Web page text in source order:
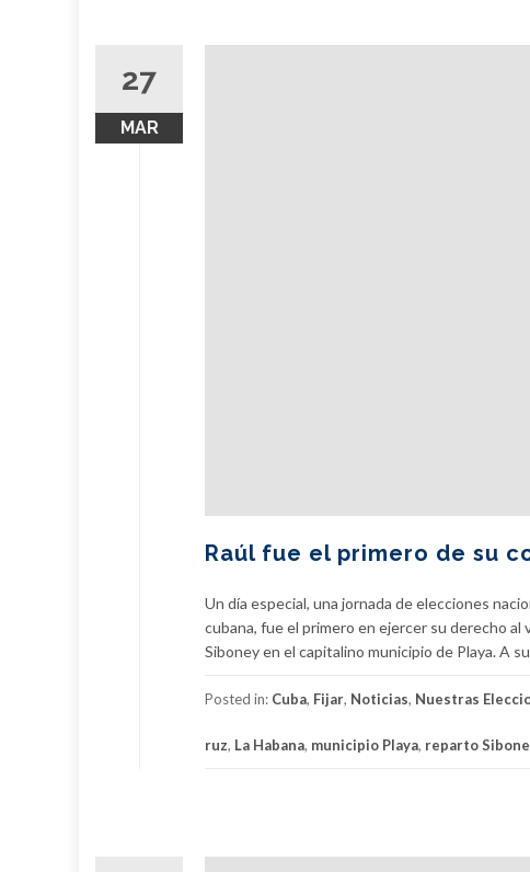
27
MAR
Raúl fue el primero de su
Un día especial, una jornada de elecciones
cubana, fue el primero en ejercer su derecho
Siboney en el capitalino municipio de Playa. A
Posted in: Cuba, Fijar, Noticias, Nuestras
ruz, La Habana, municipio Playa, reparto